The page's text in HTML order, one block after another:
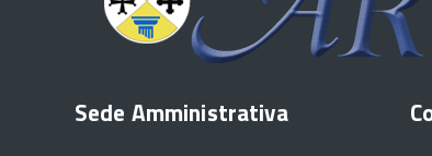
Sede Amministrativa